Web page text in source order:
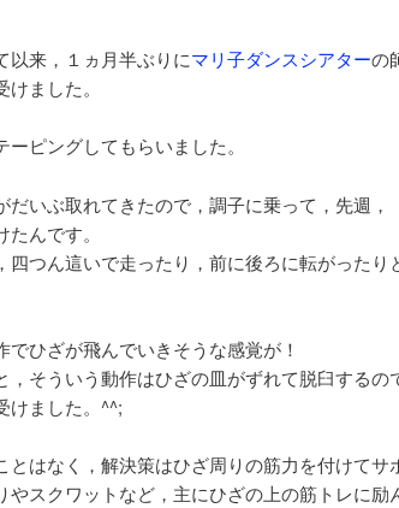
以来，１ヵ月半ぶりにマリ子ダンスシアターの
ました。
ピングしてもらいました。
だいぶ取れてきたので，調子に乗って，先週，
んです。
四つん這いで走ったり，前に後ろに転がった
ひざが飛んでいきそうな感覚が！
，そういう動作はひざの皿がずれて脱臼するの
けました。^^;
はなく，解決策はひざ周りの筋力を付けてサ
スクワットなど，主にひざの上の筋トレに励